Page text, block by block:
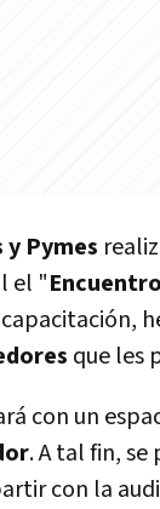
Pymes
el "
que les
con un
. A tal fin,
con la